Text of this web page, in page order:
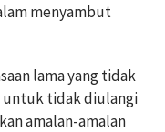
menyambut
lama yang tidak
untuk tidak diulangi
amalan-amalan